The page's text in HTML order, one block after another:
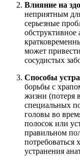
Влияние на
неприятным
серьезные
обструктивное
может
сосудистых
Способы
борьбы с
жизни (потеря
специальных
головы во
полосок или
правильном
потребоваться
устранения